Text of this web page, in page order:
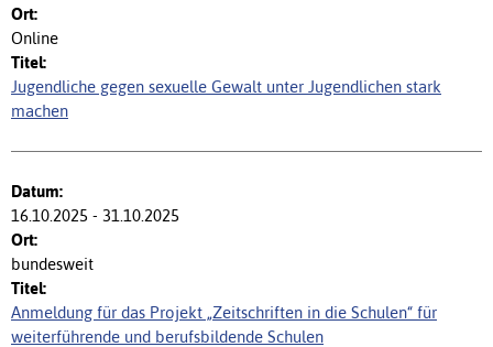
Online
Jugendliche gegen sexuelle Gewalt unter Jugendlichen stark
machen
16.10.2025 - 31.10.2025
bundesweit
Anmeldung für das Projekt „Zeitschriften in die Schulen“ für
weiterführende und berufsbildende Schulen